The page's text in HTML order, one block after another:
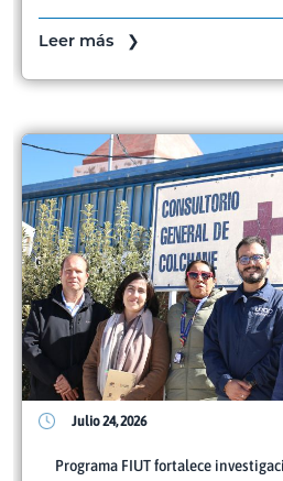
Leer más ❯
Julio 24, 2026
Programa FIUT fortalece